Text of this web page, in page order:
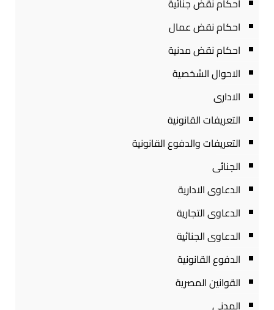
احكام نقض جنائية
احكام نقض عمال
احكام نقض مدنية
الاحوال الشخصية
الادارى
التعريفات القانونية
التعريفات والدفوع القانونية
الجنائى
الدعاوى الادارية
الدعاوى التجارية
الدعاوى الجنائية
الدفوع القانونية
القوانين المصرية
المدنى